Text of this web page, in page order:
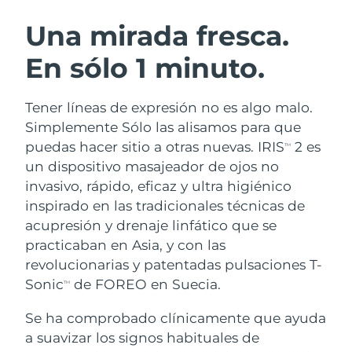
Una mirada fresca.
En sólo 1 minuto.
Tener líneas de expresión no es algo malo.
Simplemente Sólo las alisamos para que
puedas hacer sitio a otras nuevas. IRISTM
2 es
un dispositivo masajeador de ojos no
invasivo, rápido, eficaz y ultra higiénico
inspirado en las tradicionales técnicas de
acupresión y drenaje linfático que se
practicaban en Asia, y con las
revolucionarias y patentadas pulsaciones T-
SonicTM de FOREO en Suecia.
Se ha comprobado clínicamente que ayuda
a suavizar los signos habituales de
LUNA™ 4 pack
Anti-aging massage
LUNA™ 4 Plus
Massage, LED heating
LUNA™ 4 Men
BEAR™ 2 pack
Microcurrent toning
BEAR™ 2 go
Microcurrent toning on-the-go
BEAR™ 2 eyes & lips
Hidratación
UFO™ 3 pack
Deep facial hydration
UFO™ 3 LED
Near-infrared and red light therapy
device
Cuidado bucal
issa™ 4
Hybrid silicone sonic toothbrush
Smart hybrid silicone sonic toothbrush
TRATAMIENTO ANTIEDAD FAQ™
Antiedad Tratamientos LED
NEW
Austria Entrega prevista
Baréin Entrega prevista
Bélgica
Bermudas Entrega prevista8/17/26
Bosnia y Herzegovina Entrega prevista
Brunéi Entrega prevista8/16/26
Bulgaria Entrega prevista
Canadá Entrega prevista
Chile Entrega prevista8/15/26